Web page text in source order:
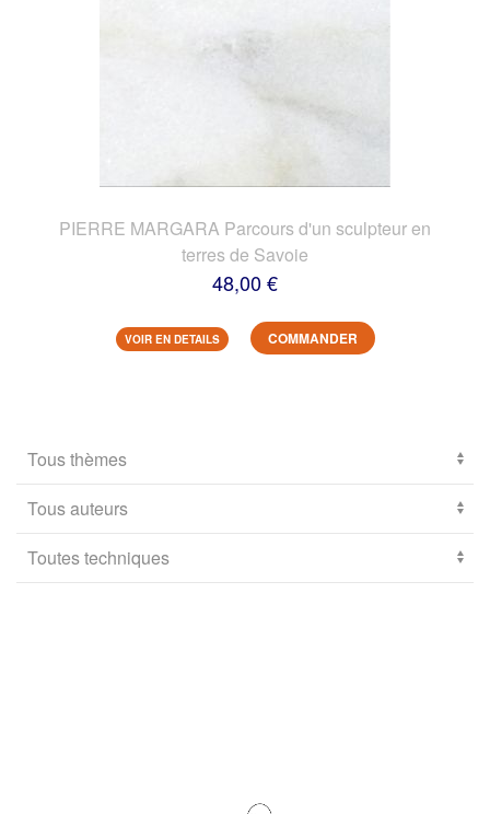
PIERRE MARGARA Parcours d'un sculpteur en
terres de Savoie
48,00 €
VOIR EN DETAILS COMMANDER